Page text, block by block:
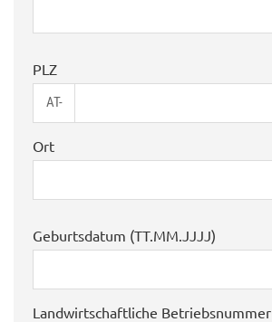
PLZ
AT-
Ort
Geburtsdatum (TT.MM.JJJJ)
Landwirtschaftliche Betriebsnummer